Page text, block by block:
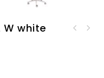
W white